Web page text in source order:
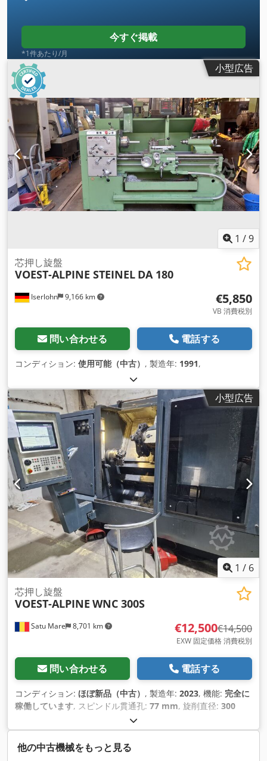
今すぐ掲載
*1件あたり/月
小型広告
1 /9
Iserlohn 9,166 km
芯押し旋盤
VOEST-ALPINE STEINEL DA 180
€5,850
VB 消費税別
問い合わせる 電話する
コンディション: 使用可能（中古） , 製造年: 1991,
小型広告
1 / 6
Satu Mare 8,701 km
芯押し旋盤
VOEST-ALPINE WNC 300S
€12,500€14,500
EXW 固定価格 消費税別
問い合わせる 電話する
コンディション: ほぼ新品（中古） , 製造年: 2023, 機能: 完全に
稼働しています, スピンドル貫通孔: 77 mm, 旋削直径: 300
, ベッドスライド上の旋削径:
mm,
他の中古機械をもっと見る